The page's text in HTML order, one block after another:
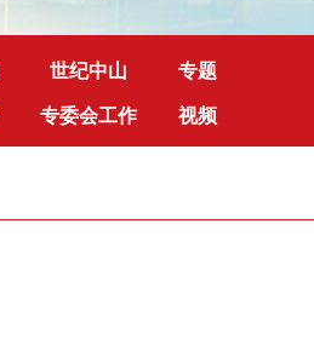
世纪中山 专题
专委会工作 视频